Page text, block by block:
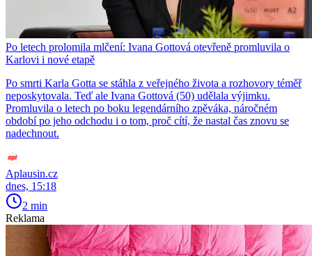
Po letech prolomila mlčení: Ivana Gottová otevřeně promluvila o
Karlovi i nové etapě
Po smrti Karla Gotta se stáhla z veřejného života a rozhovory téměř
neposkytovala. Teď ale Ivana Gottová (50) udělala výjimku.
Promluvila o letech po boku legendárního zpěváka, náročném
období po jeho odchodu i o tom, proč cítí, že nastal čas znovu se
nadechnout.
Aplausin.cz
dnes, 15:18
2 min
Reklama